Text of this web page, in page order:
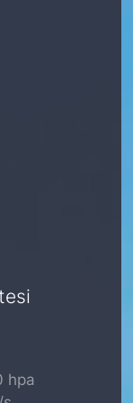
hpa